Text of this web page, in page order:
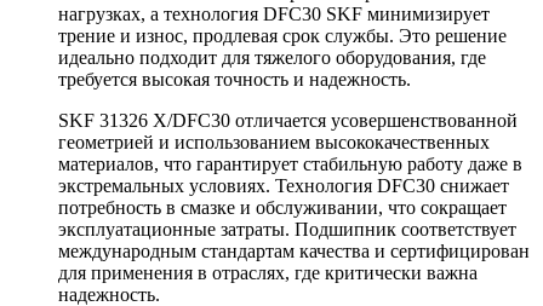
нагрузках, а технология DFC30 SKF минимизирует
трение и износ, продлевая срок службы. Это решение
идеально подходит для тяжелого оборудования, где
требуется высокая точность и надежность.
SKF 31326 X/DFC30 отличается усовершенствованной
геометрией и использованием высококачественных
материалов, что гарантирует стабильную работу даже в
экстремальных условиях. Технология DFC30 снижает
потребность в смазке и обслуживании, что сокращает
эксплуатационные затраты. Подшипник соответствует
международным стандартам качества и сертифицирован
для применения в отраслях, где критически важна
надежность.